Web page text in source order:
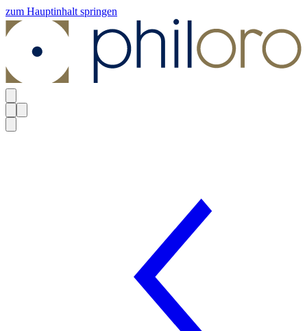
zum Hauptinhalt springen